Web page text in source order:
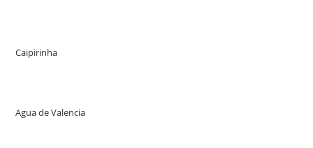
Caipirinha
Agua de Valencia